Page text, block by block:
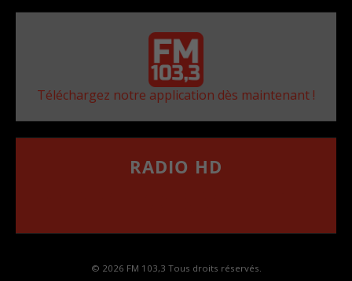
Téléchargez notre application dès maintenant !
RADIO HD
© 2026 FM 103,3 Tous droits réservés.